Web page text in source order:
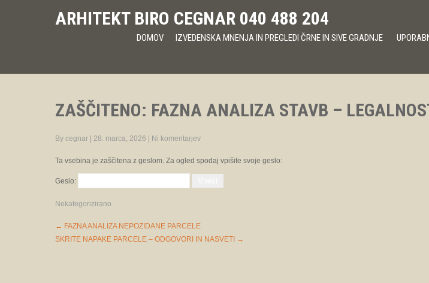
ARHITEKT BIRO CEGNAR 040 488 204
DOMOV IZVEDENSKA MNENJA IN PREGLEDI ČRNE IN SIVE GRADNJE
ZAŠČITENO: FAZNA ANALIZA STAVB –
By cegnar 28. marca, 2026 Ni komentarjev
Ta vsebina je zaščitena z geslom. Za ogled spodaj vpišite svoje geslo:
Geslo:
Nekategorizirano
Post
navigation
← FAZNA ANALIZA NEPOZIDANE PARCELE
SKRITE NAPAKE PARCELE – ODGOVORI IN NASVETI →